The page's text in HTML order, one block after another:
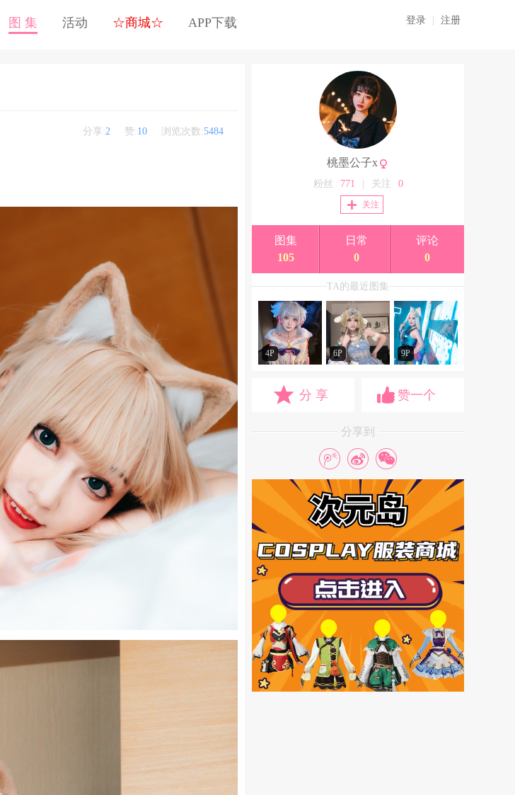
图 集 活动 ☆商城☆ APP下载 登录 注册
浏览次数:5484
赞:10
分享:2
桃墨公子x
粉丝 771 关注 0
关注
图集
105
日常
0
评论
0
TA的最近图集
4P 6P 9P
分 享 赞一个
分享到